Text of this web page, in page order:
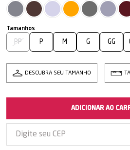
PP P M G GG
DESCUBRA SEU TAMANHO
ADICIONAR AO